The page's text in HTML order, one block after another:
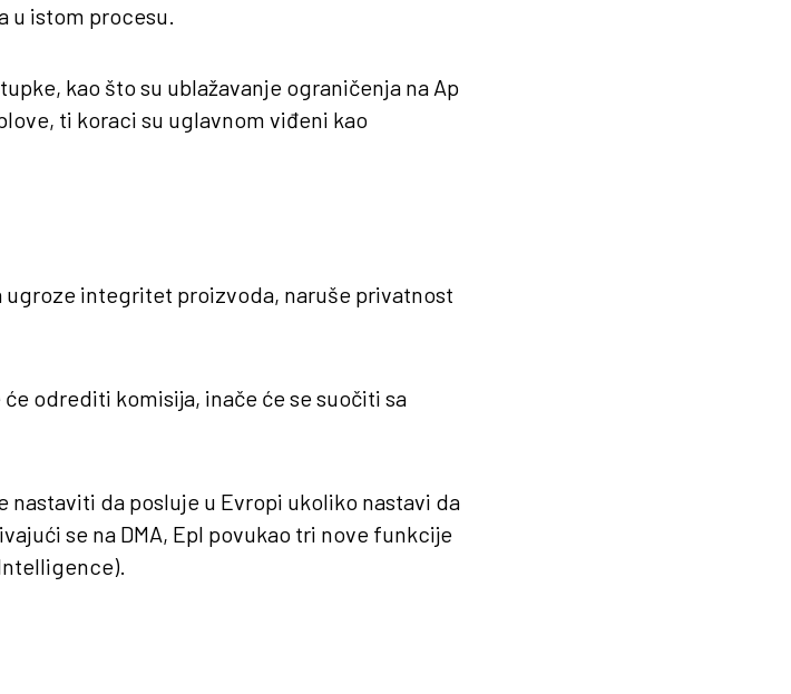
u istom procesu.
kao što su ublažavanje ograničenja na Ap
ti koraci su uglavnom viđeni kao
integritet proizvoda, naruše privatnost
odrediti komisija, inače će se suočiti sa
nastaviti da posluje u Evropi ukoliko nastavi da
se na DMA, Epl povukao tri nove funkcije